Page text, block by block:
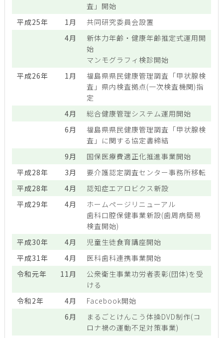
査」開始
平成25年
1月
共同研究委員会設置
4月
新体力年齢・健康年齢推定式運用開
始
マンモグラフィ検診開始
平成26年
1月
福島県県民健康管理調査「甲状腺検
査」県内検査拠点(一次検査機関)指
定
4月
総合健康管理システム運用開始
6月
福島県県民健康管理調査「甲状腺検
査」に関する協定書締結
9月
国保医療費適正化推進事業開始
平成28年
3月
要介護認定調査センター事務所移転
平成28年
4月
認知症エアロビクス新設
平成29年
4月
ホームページリニューアル
歯科口腔保健事業新設(歯周病簡易
検査開始)
平成30年
4月
児童生徒食育講座開始
平成31年
4月
医科歯科連携事業開始
令和元年
11月
公衆衛生事業功労者表彰(団体)を受
ける
令和2年
4月
Facebook開始
6月
まるごとけんこう体操DVD制作(コ
ロナ禍の運動不足対策事業)